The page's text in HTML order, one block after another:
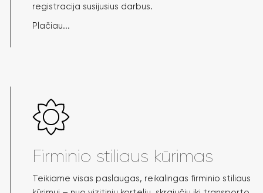
registracija susijusius darbus.
Plačiau...
Firminio stiliaus kūrimas
Teikiame visas paslaugas, reikalingas firminio stiliaus